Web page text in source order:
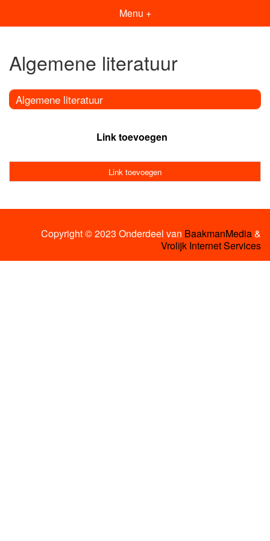
Menu +
Algemene literatuur
Algemene literatuur
Link toevoegen
Link toevoegen
Copyright © 2023 Onderdeel van BaakmanMedia&
Vrolijk Internet Services